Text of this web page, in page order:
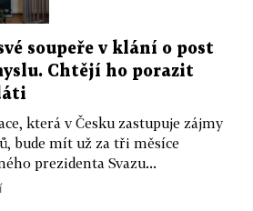
soupeře v klání o post
Chtějí ho porazit
která v Česku zastupuje zájmy
bude mít už za tři měsíce
prezidenta Svazu...